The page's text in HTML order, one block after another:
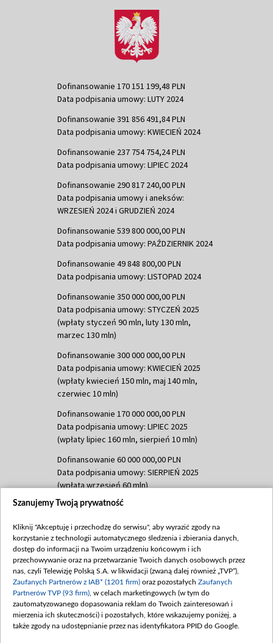
Dofinansowanie 170 151 199,48 PLN
Data podpisania umowy: LUTY 2024
Dofinansowanie 391 856 491,84 PLN
Data podpisania umowy: KWIECIEŃ 2024
Dofinansowanie 237 754 754,24 PLN
Data podpisania umowy: LIPIEC 2024
Dofinansowanie 290 817 240,00 PLN
Data podpisania umowy i aneksów:
WRZESIEŃ 2024 i GRUDZIEŃ 2024
Dofinansowanie 539 800 000,00 PLN
Data podpisania umowy: PAŹDZIERNIK 2024
Dofinansowanie 49 848 800,00 PLN
Data podpisania umowy: LISTOPAD 2024
Dofinansowanie 350 000 000,00 PLN
Data podpisania umowy: STYCZEŃ 2025
(wpłaty styczeń 90 mln, luty 130 mln,
marzec 130 mln)
Dofinansowanie 300 000 000,00 PLN
Data podpisania umowy: KWIECIEŃ 2025
(wpłaty kwiecień 150 mln, maj 140 mln,
czerwiec 10 mln)
Dofinansowanie 170 000 000,00 PLN
Data podpisania umowy: LIPIEC 2025
(wpłaty lipiec 160 mln, sierpień 10 mln)
Dofinansowanie 60 000 000,00 PLN
Data podpisania umowy: SIERPIEŃ 2025
(wpłata wrzesień 60 mln)
Dofinansowanie 635 783 051,21 PLN
(wpłata wrzesień 100 mln, październik 350
mln, listopad 265 mln)
Dofinansowanie 48 862 000,00 PLN
Data podpisania umowy: GRUDZIEŃ 2025
(wpłata grudzień 60,548 mln)
Dofinansowanie 900 000 000,00 PLN
Data podpisania umowy: LUTY 2026 (wpłata
Szanujemy Twoją prywatność
Kliknij "Akceptuję i przechodzę do serwisu", aby wyrazić zgody na
korzystanie z technologii automatycznego śledzenia i zbierania danych,
dostęp do informacji na Twoim urządzeniu końcowym i ich
przechowywanie oraz na przetwarzanie Twoich danych osobowych przez
nas, czyli Telewizję Polską S.A. w likwidacji (zwaną dalej również „TVP”),
Zaufanych Partnerów z IAB* (1201 firm) oraz pozostałych Zaufanych
Partnerów TVP (93 firm) , w celach marketingowych (w tym do
zautomatyzowanego dopasowania reklam do Twoich zainteresowań i
mierzenia ich skuteczności) i pozostałych, które wskazujemy poniżej, a
także zgody na udostępnianie przez nas identyfikatora PPID do Google.